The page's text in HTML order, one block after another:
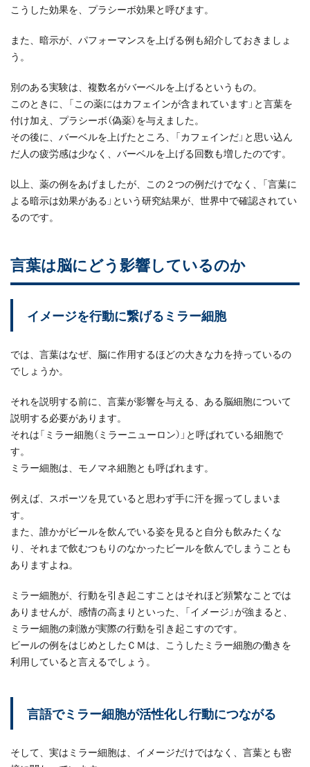
こうした効果を、プラシーボ効果と呼びます。
また、暗示が、パフォーマンスを上げる例も紹介しておきましょ
う。
別のある実験は、複数名がバーベルを上げるというもの。
このときに、「この薬にはカフェインが含まれています」と言葉を
付け加え、プラシーボ（偽薬）を与えました。
その後に、バーベルを上げたところ、「カフェインだ」と思い込ん
だ人の疲労感は少なく、バーベルを上げる回数も増したのです。
以上、薬の例をあげましたが、この２つの例だけでなく、「言葉に
よる暗示は効果がある」という研究結果が、世界中で確認されてい
るのです。
言葉は脳にどう影響しているのか
イメージを行動に繋げるミラー細胞
では、言葉はなぜ、脳に作用するほどの大きな力を持っているの
でしょうか。
それを説明する前に、言葉が影響を与える、ある脳細胞について
説明する必要があります。
それは「ミラー細胞（ミラーニューロン）」と呼ばれている細胞で
す。
ミラー細胞は、モノマネ細胞とも呼ばれます。
例えば、スポーツを見ていると思わず手に汗を握ってしまいま
す。
また、誰かがビールを飲んでいる姿を見ると自分も飲みたくな
り、それまで飲むつもりのなかったビールを飲んでしまうことも
ありますよね。
ミラー細胞が、行動を引き起こすことはそれほど頻繁なことでは
ありませんが、感情の高まりといった、「イメージ」が強まると、
ミラー細胞の刺激が実際の行動を引き起こすのです。
ビールの例をはじめとしたＣＭは、こうしたミラー細胞の働きを
利用していると言えるでしょう。
言語でミラー細胞が活性化し行動につながる
そして、実はミラー細胞は、イメージだけではなく、言葉とも密